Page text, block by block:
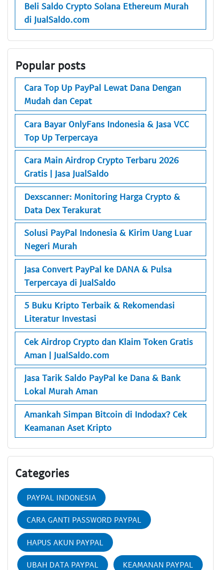
Beli Saldo Crypto Solana Ethereum Murah
di JualSaldo.com
Popular posts
Cara Top Up PayPal Lewat Dana Dengan
Mudah dan Cepat
Cara Bayar OnlyFans Indonesia & Jasa VCC
Top Up Terpercaya
Cara Main Airdrop Crypto Terbaru 2026
Gratis | Jasa JualSaldo
Dexscanner: Monitoring Harga Crypto &
Data Dex Terakurat
Solusi PayPal Indonesia & Kirim Uang Luar
Negeri Murah
Jasa Convert PayPal ke DANA & Pulsa
Terpercaya di JualSaldo
5 Buku Kripto Terbaik & Rekomendasi
Literatur Investasi
Cek Airdrop Crypto dan Klaim Token Gratis
Aman | JualSaldo.com
Jasa Tarik Saldo PayPal ke Dana & Bank
Lokal Murah Aman
Amankah Simpan Bitcoin di Indodax? Cek
Keamanan Aset Kripto
Categories
PAYPAL INDONESIA
CARA GANTI PASSWORD PAYPAL
HAPUS AKUN PAYPAL
UBAH DATA PAYPAL KEAMANAN PAYPAL